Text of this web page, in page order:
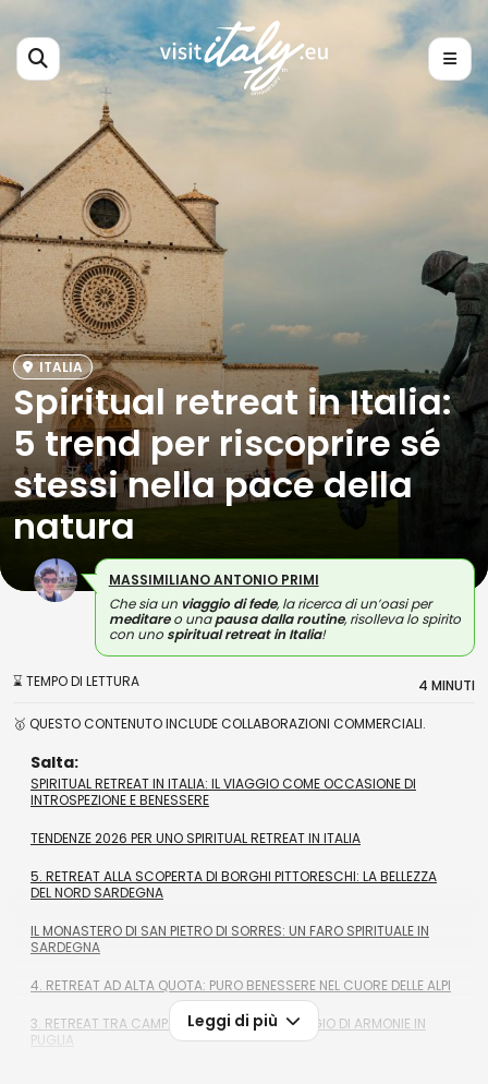
ITALIA
Spiritual retreat in Italia:
5 trend per riscoprire sé
stessi nella pace della
natura
MASSIMILIANO ANTONIO PRIMI
Che sia un viaggio di fede, la ricerca di un’oasi per
meditareo unapausa dalla routine, risolleva lo spirito
con uno spiritual retreat in Italia!
⌛ TEMPO DI LETTURA 4 MINUTI
🥇 QUESTO CONTENUTO INCLUDE COLLABORAZIONI COMMERCIALI.
Salta:
SPIRITUAL RETREAT IN ITALIA: IL VIAGGIO COME OCCASIONE DI
INTROSPEZIONE E BENESSERE
TENDENZE 2026 PER UNO SPIRITUAL RETREAT IN ITALIA
5. RETREAT ALLA SCOPERTA DI BORGHI PITTORESCHI: LA BELLEZZA
DEL NORD SARDEGNA
IL MONASTERO DI SAN PIETRO DI SORRES: UN FARO SPIRITUALE IN
SARDEGNA
4. RETREAT AD ALTA QUOTA: PURO BENESSERE NEL CUORE DELLE ALPI
3. RETREAT TRA CAMPAGNA E MARE: UN VIAGGIO DI ARMONIE IN
PUGLIA
Leggi di più